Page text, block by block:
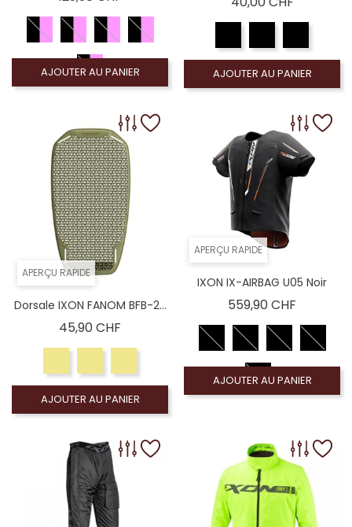
AJOUTER AU PANIER AJOUTER AU PANIER
APERÇU RAPIDE
Dorsale IXON FANOM BFB-2...
45,90 CHF
AJOUTER AU PANIER
APERÇU RAPIDE
IXON IX-AIRBAG U05 Noir
559,90 CHF
AJOUTER AU PANIER